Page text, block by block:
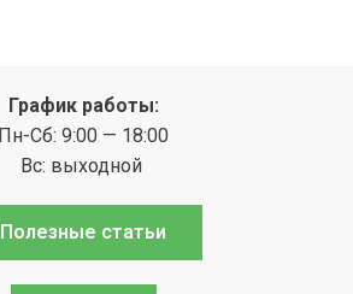
График работы:
Пн-Сб: 9:00 — 18:00
Вс: выходной
Полезные статьи